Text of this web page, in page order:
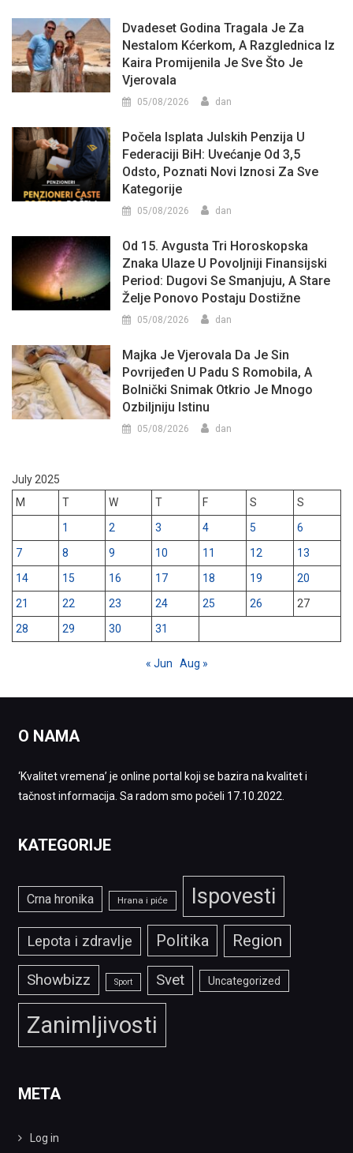
Dvadeset Godina Tragala Je Za
Nestalom Kćerkom, A Razglednica Iz
Kaira Promijenila Je Sve Što Je
Vjerovala
05/08/2026 dan
Počela Isplata Julskih Penzija U
Federaciji BiH: Uvećanje Od 3,5
Odsto, Poznati Novi Iznosi Za Sve
Kategorije
05/08/2026 dan
Od 15. Avgusta Tri Horoskopska
Znaka Ulaze U Povoljniji Finansijski
Period: Dugovi Se Smanjuju, A Stare
Želje Ponovo Postaju Dostižne
05/08/2026 dan
Majka Je Vjerovala Da Je Sin
Povrijeđen U Padu S Romobila, A
Bolnički Snimak Otkrio Je Mnogo
Ozbiljniju Istinu
05/08/2026 dan
July 2025
M
T W T F S
S
1
2 3 4 5
6
7
8 9 10 11 12
13
14
15 16 17 18 19
20
21
22 23 24 25 26
27
28
29 30 31
« Jun Aug »
O NAMA
‘Kvalitet vremena’ je online portal koji se bazira na kvalitet i
tačnost informacija. Sa radom smo počeli 17.10.2022.
KATEGORIJE
Crna hronika Hrana i piće Ispovesti
Lepota i zdravlje Politika Region
Showbizz Sport Svet Uncategorized
Zanimljivosti
META
Log in